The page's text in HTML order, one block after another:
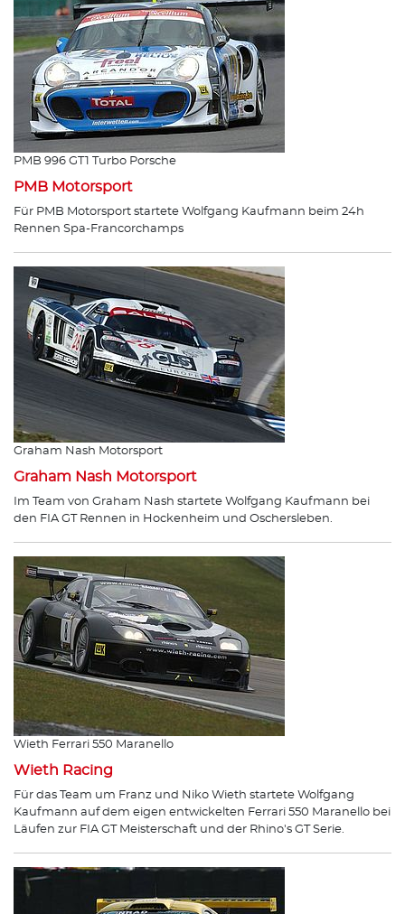
PMB 996 GT1 Turbo Porsche
PMB Motorsport
Für PMB Motorsport startete Wolfgang Kaufmann beim 24h
Rennen Spa-Francorchamps
Graham Nash Motorsport
Graham Nash Motorsport
Im Team von Graham Nash startete Wolfgang Kaufmann bei
den FIA GT Rennen in Hockenheim und Oschersleben.
Wieth Ferrari 550 Maranello
Wieth Racing
Für das Team um Franz und Niko Wieth startete Wolfgang
Kaufmann auf dem eigen entwickelten Ferrari 550 Maranello bei
Läufen zur FIA GT Meisterschaft und der Rhino's GT Serie.